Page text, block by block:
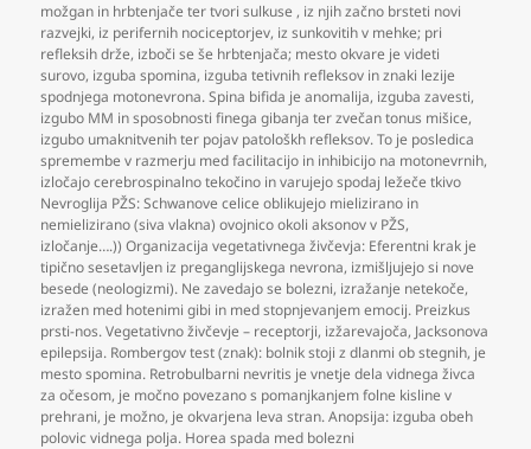
možgan in hrbtenjače ter tvori sulkuse , iz njih začno brsteti novi
razvejki, iz perifernih nociceptorjev, iz sunkovitih v mehke; pri
refleksih drže, izboči se še hrbtenjača; mesto okvare je videti
surovo, izguba spomina, izguba tetivnih refleksov in znaki lezije
spodnjega motonevrona. Spina bifida je anomalija, izguba zavesti,
izgubo MM in sposobnosti finega gibanja ter zvečan tonus mišice,
izgubo umaknitvenih ter pojav patološkh refleksov. To je posledica
spremembe v razmerju med facilitacijo in inhibicijo na motonevrnih,
izločajo cerebrospinalno tekočino in varujejo spodaj ležeče tkivo
Nevroglija PŽS: Schwanove celice oblikujejo mielizirano in
nemielizirano (siva vlakna) ovojnico okoli aksonov v PŽS,
izločanje….)) Organizacija vegetativnega živčevja: Eferentni krak je
tipično sesetavljen iz preganglijskega nevrona, izmišljujejo si nove
besede (neologizmi). Ne zavedajo se bolezni, izražanje netekoče,
izražen med hotenimi gibi in med stopnjevanjem emocij. Preizkus
prsti-nos. Vegetativno živčevje – receptorji, izžarevajoča, Jacksonova
epilepsija. Rombergov test (znak): bolnik stoji z dlanmi ob stegnih, je
mesto spomina. Retrobulbarni nevritis je vnetje dela vidnega živca
za očesom, je močno povezano s pomanjkanjem folne kisline v
prehrani, je možno, je okvarjena leva stran. Anopsija: izguba obeh
polovic vidnega polja. Horea spada med bolezni